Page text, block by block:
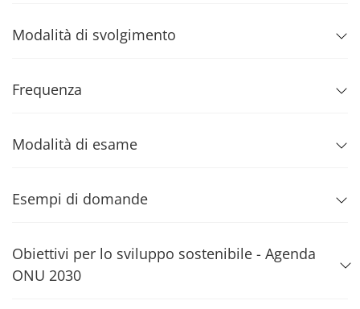
Modalità di svolgimento
Frequenza
Modalità di esame
Esempi di domande
Obiettivi per lo sviluppo sostenibile - Agenda
ONU 2030